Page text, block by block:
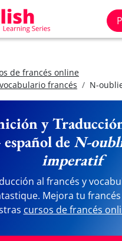
de francés online
francés
N-
y
español de N-
imperatif
al francés y
Mejora tu
cursos de francés